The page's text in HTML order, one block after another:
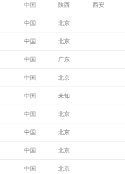
中国 陕西 西安
中国 北京
中国 北京
中国 广东
中国 北京
中国 未知
中国 北京
中国 北京
中国 北京
中国 北京